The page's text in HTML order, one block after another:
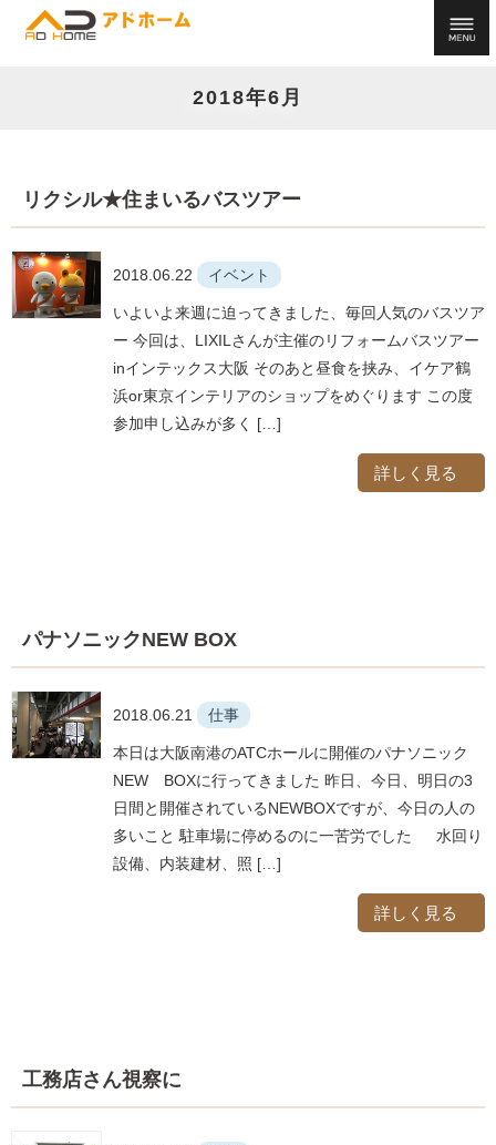
2018年6月
リクシル★住まいるバスツアー
2018.06.22 イベント
いよいよ来週に迫ってきました、毎回人気のバスツア
ー 今回は、LIXILさんが主催のリフォームバスツアー
inインテックス大阪 そのあと昼食を挟み、イケア鶴
浜or東京インテリアのショップをめぐります この度
参加申し込みが多く […]
詳しく見る
パナソニックNEW BOX
2018.06.21 仕事
本日は大阪南港のATCホールに開催のパナソニック
NEW BOXに行ってきました 昨日、今日、明日の3
日間と開催されているNEWBOXですが、今日の人の
多いこと 駐車場に停めるのに一苦労でした 水回り
設備、内装建材、照 […]
詳しく見る
工務店さん視察に